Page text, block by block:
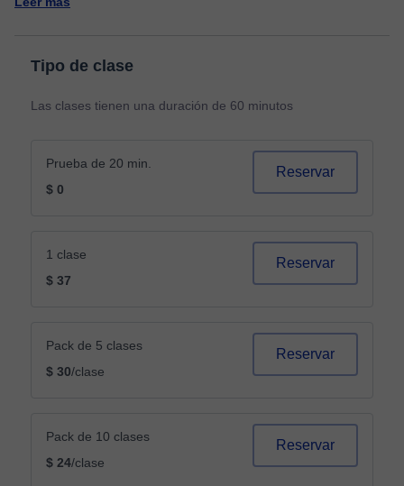
Tipo de clase
Las clases tienen una duración de 60 minutos
Prueba de 20 min.
$ 0
Reservar
1 clase
$ 37
Reservar
Pack de 5 clases
$ 30/clase
Reservar
Pack de 10 clases
$ 24/clase
Reservar